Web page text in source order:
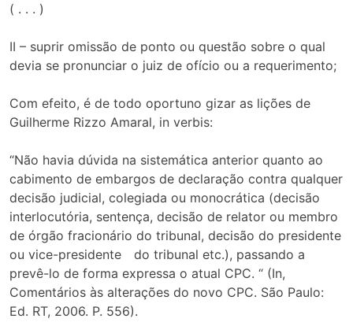
( . . . )
II – suprir omissão de ponto ou questão sobre o qual
devia se pronunciar o juiz de ofício ou a requerimento;
Com efeito, é de todo oportuno gizar as lições de
Guilherme Rizzo Amaral, in verbis:
“Não havia dúvida na sistemática anterior quanto ao
cabimento de embargos de declaração contra qualquer
decisão judicial, colegiada ou monocrática (decisão
interlocutória, sentença, decisão de relator ou membro
de órgão fracionário do tribunal, decisão do presidente
ou vice-presidente do tribunal etc.), passando a
prevê-lo de forma expressa o atual CPC. “ (In,
Comentários às alterações do novo CPC. São Paulo:
Ed. RT, 2006. P. 556).